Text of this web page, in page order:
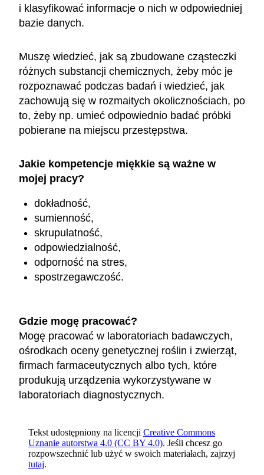
i klasyfikować informacje o nich w odpowiedniej
bazie danych.
Muszę wiedzieć, jak są zbudowane cząsteczki
różnych substancji chemicznych, żeby móc je
rozpoznawać podczas badań i wiedzieć, jak
zachowują się w rozmaitych okolicznościach, po
to, żeby np. umieć odpowiednio badać próbki
pobierane na miejscu przestępstwa.
Jakie kompetencje miękkie są ważne w
mojej pracy?
dokładność,
sumienność,
skrupulatność,
odpowiedzialność,
odporność na stres,
spostrzegawczość.
Gdzie mogę pracować?
Mogę pracować w laboratoriach badawczych,
ośrodkach oceny genetycznej roślin i zwierząt,
firmach farmaceutycznych albo tych, które
produkują urządzenia wykorzystywane w
laboratoriach diagnostycznych.
Tekst udostępniony na licencji Creative Commons
Uznanie autorstwa 4.0 (CC BY 4.0). Jeśli chcesz go
rozpowszechnić lub użyć w swoich materiałach, zajrzyj
tutaj.